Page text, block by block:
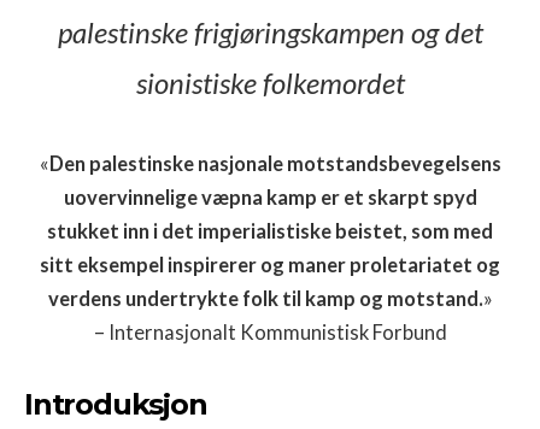
palestinske frigjøringskampen og det
sionistiske folkemordet
« Den palestinske nasjonale motstandsbevegelsens
uovervinnelige væpna kamp er et skarpt spyd
stukket inn i det imperialistiske beistet, som med
sitt eksempel inspirerer og maner proletariatet og
verdens undertrykte folk til kamp og motstand.»
– Internasjonalt Kommunistisk Forbund
Introduksjon